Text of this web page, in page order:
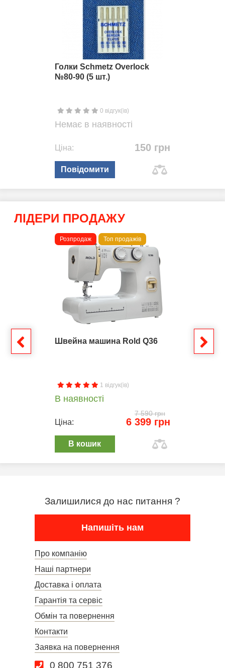
Голки Schmetz Overlock
№80-90 (5 шт.)
0 відгук(ів)
Немає в наявності
Ціна: 150 грн
Повідомити
ЛІДЕРИ ПРОДАЖУ
Розпродаж Топ продажів
Швейна машина Rold Q36
1 відгук(ів)
В наявності
7 590 грн
Ціна: 6 399 грн
В кошик
Залишилися до нас питання ?
Напишіть нам
Про компанію
Наші партнери
Доставка і оплата
Гарантія та сервіс
Обмін та повернення
Контакти
Заявка на повернення
0 800 751 376